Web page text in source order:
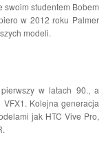
swoim studentem Bobem
w 2012 roku Palmer
modeli.
w latach 90., a
Kolejna generacja
jak HTC Vive Pro,